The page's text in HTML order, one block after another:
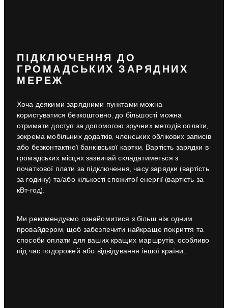
ПІДКЛЮЧЕННЯ ДО
ГРОМАДСЬКИХ ЗАРЯДНИХ
МЕРЕЖ
Хоча деякими зарядними пунктами можна
користуватися безкоштовно, до більшості можна
отримати доступ за допомогою зручних методів оплати,
зокрема мобільних додатків, членських облікових записів
або безконтактної банківської картки. Вартість зарядки в
громадських місцях зазвичай складатиметься з
початкової плати за підключення, часу зарядки (вартість
за годину) та/або кількості спожитої енергії (вартість за
кВт-год).
Ми рекомендуємо ознайомитися з більш ніж одним
провайдером, щоб забезпечити найкраще покриття та
способи оплати для ваших кращих маршрутів, особливо
під час подорожей або відвідування іншої країни.